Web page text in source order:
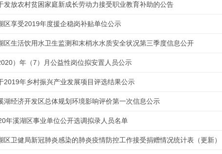
发放农村贫困家庭新成长劳动力接受职业教育补助的公告
区享受2019年度援企稳岗补贴单位公示
区生活饮用水卫生监测和末梢水水质安全状况第三季度信息公开
）年（7）月公益性岗位拟安置人员公示
2019年乡村振兴产业发展项目评选结果公示
湖经济开发区总体规划环境影响评价第一次信息公示
年溪湖区事业单位公开选调拟录人员名单
区卫健局新冠肺炎感染的肺炎疫情防控工作接受捐赠情况统计表（更新）